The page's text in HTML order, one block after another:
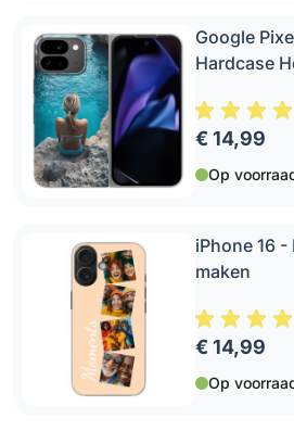
Google
Hardcase
€ 14,99
Op
iPhone 16
maken
€ 14,99
Op